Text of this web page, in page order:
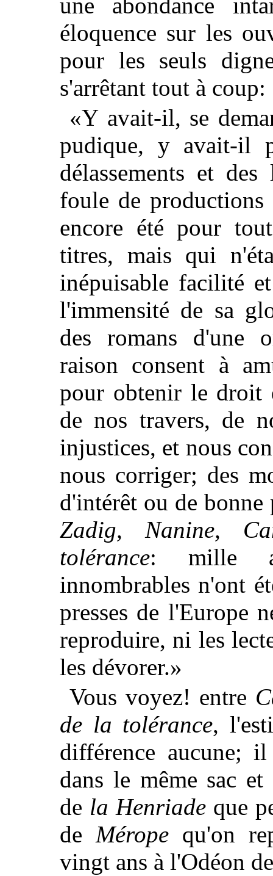
une abondance
éloquence sur les
pour les seuls
s'arrêtant tout à coup:
«Y avait-il, se
pudique, y avait-il
délassements et
foule de
encore été pour
titres, mais qui
inépuisable facilité
l'immensité de sa
des romans d'une
raison consent à
pour obtenir le droit
de nos travers, de
injustices, et nous
nous corriger; des
d'intérêt ou de bonne
Zadig, Nanine,
tolérance: mille
innombrables n'ont
presses de l'Europe
reproduire, ni les
les dévorer.»
Vous voyez! entre
de la tolérance,
différence aucune;
dans le même sac
de la Henriade que
deMérope qu'on
vingt ans à l'Odéon